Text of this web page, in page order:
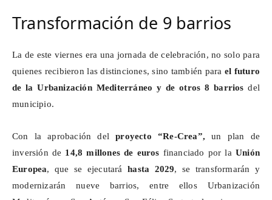
Transformación de 9 barrios
La de este viernes era una jornada de celebración, no solo para
quienes recibieron las distinciones, sino también para el futuro
de la Urbanización Mediterráneo y de otros 8 barrios del
municipio.
Con la aprobación delproyecto “Re-Crea”, un plan de
inversión de 14,8 millones de euros financiado por la Unión
Europea, que se ejecutará hasta 2029, se transformarán y
modernizarán nueve barrios, entre ellos Urbanización